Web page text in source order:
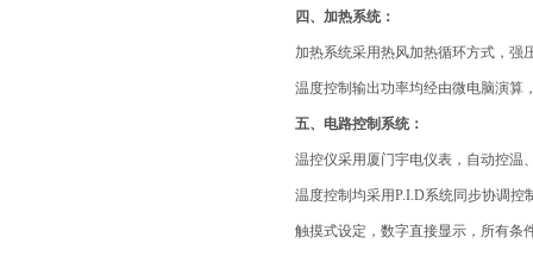
四、加热系统：
加热系统采用热风加热循环方式，强
温度控制输出功率均经由微电脑演算
五、电路控制系统：
温控仪采用厦门宇电仪表，自动控温
温度控制均采用P.I.D系统同步协调控
触摸式设定，数字直接显示，所有条